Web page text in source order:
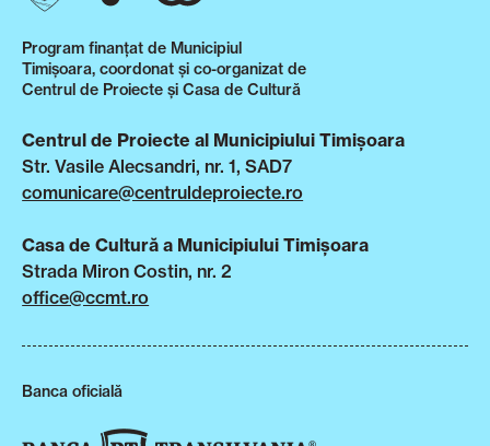
Program finanțat de Municipiul
Timișoara, coordonat și co-organizat de
Centrul de Proiecte și Casa de Cultură
Centrul de Proiecte al Municipiului Timișoara
Str. Vasile Alecsandri, nr. 1, SAD7
comunicare@centruldeproiecte.ro
Casa de Cultură a Municipiului Timișoara
Strada Miron Costin, nr. 2
office@ccmt.ro
Banca oficială